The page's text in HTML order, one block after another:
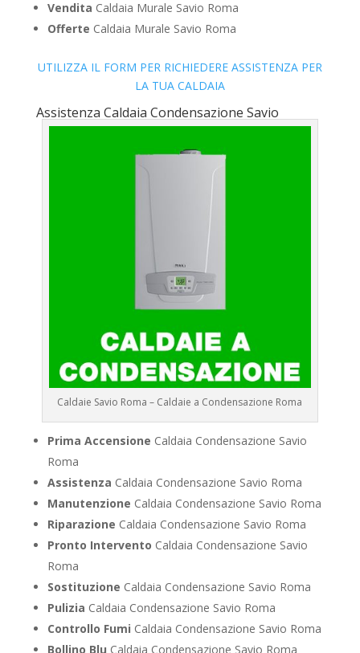
Vendita Caldaia Murale Savio Roma
Offerte Caldaia Murale Savio Roma
UTILIZZA IL FORM PER RICHIEDERE ASSISTENZA PER
LA TUA CALDAIA
Assistenza Caldaia Condensazione Savio
Caldaie Savio Roma – Caldaie a Condensazione Roma
Prima Accensione Caldaia Condensazione Savio
Roma
Assistenza Caldaia Condensazione Savio Roma
Manutenzione Caldaia Condensazione Savio Roma
Riparazione Caldaia Condensazione Savio Roma
Pronto Intervento Caldaia Condensazione Savio
Roma
Sostituzione Caldaia Condensazione Savio Roma
Pulizia Caldaia Condensazione Savio Roma
Controllo Fumi Caldaia Condensazione Savio Roma
Bollino Blu Caldaia Condensazione Savio Roma